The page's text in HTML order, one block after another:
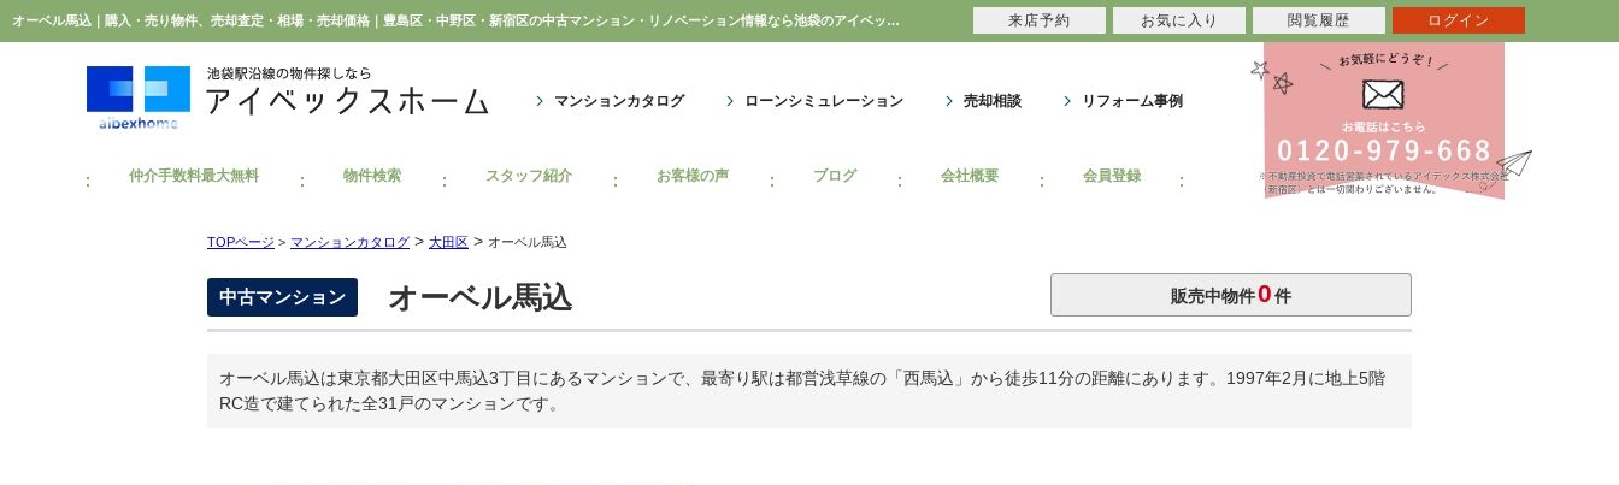
オーベル馬込｜購入・売り物件、売却査定・相場・売却価格｜豊島区・中野区・新宿区の中古マンション・リノベーション情報なら池袋のアイベックスホーム！のマンション情報のことならアイベックスホーム株式会社
マンションカタログ ローンシミュレーション 売却相談 リフォーム事例
仲介手数料最大無料 物件検索 スタッフ紹介 お客様の声 ブログ 会社概要 会員登録
TOPページ > マンションカタログ > 大田区 > オーベル馬込
中古マンション オーベル馬込 販売中物件0件
オーベル馬込は東京都大田区中馬込3丁目にあるマンションで、最寄り駅は都営浅草線の「西馬込」から徒歩11分の距離にあります。1997年2月に地上5階
RC造で建てられた全31戸のマンションです。
来店予約 お気に入り 閲覧履歴 ログイン